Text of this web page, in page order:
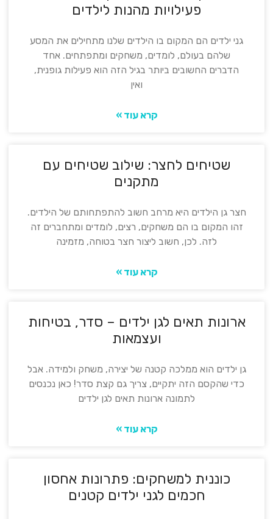
פעילויות מהנות לילדים
גני ילדים הם המקום בו הילדים שלנו מתחילים את המסע
שלהם בעולם, לומדים, משחקים ומתפתחים. אחד
הדברים החשובים ביותר בגיל הזה הוא פעילות גופנית,
ואין
קרא עוד »
שטיחים לחצר: שילוב שטיחים עם
מתקנים
חצר גן הילדים היא מרחב חשוב להתפתחותם של הילדים.
זהו המקום בו הם משחקים, רצים, לומדים ומתחברים זה
לזה. לכן, חשוב ליצור חצר בטוחה, מזמינה
קרא עוד »
ארונות תאים לגן ילדים – סדר, בטיחות
ועצמאות
גן ילדים הוא ממלכה קטנה של יצירה, משחק ולמידה. אבל
כדי שהקסם הזה יתקיים, צריך גם קצת סדר! כאן נכנסים
לתמונה ארונות תאים לגן ילדים
קרא עוד »
כוננית למשחקים: פתרונות אחסון
חכמים לגני ילדים קטנים